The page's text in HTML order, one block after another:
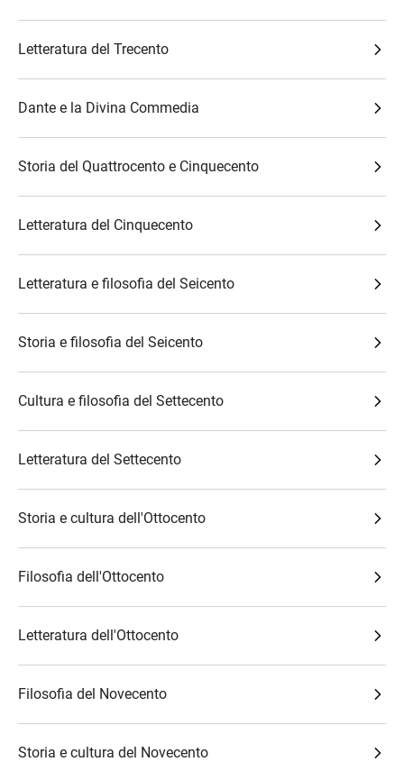
Letteratura del Trecento
Dante e la Divina Commedia
Storia del Quattrocento e Cinquecento
Letteratura del Cinquecento
Letteratura e filosofia del Seicento
Storia e filosofia del Seicento
Cultura e filosofia del Settecento
Letteratura del Settecento
Storia e cultura dell'Ottocento
Filosofia dell'Ottocento
Letteratura dell'Ottocento
Filosofia del Novecento
Storia e cultura del Novecento